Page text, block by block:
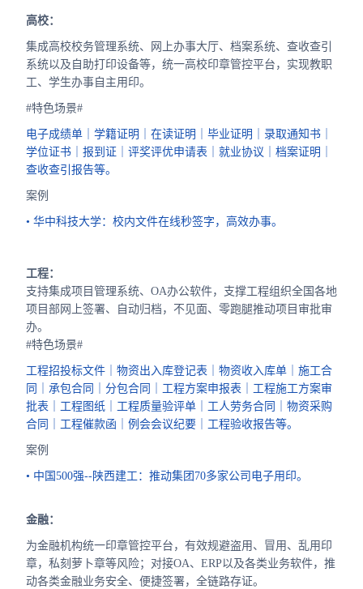
高校：
集成高校校务管理系统、网上办事大厅、档案系统、查收查引
系统以及自助打印设备等，统一高校印章管控平台，实现教职
工、学生办事自主用印。
#特色场景#
电子成绩单｜学籍证明｜在读证明｜毕业证明｜录取通知书｜
学位证书｜报到证｜评奖评优申请表｜就业协议｜档案证明｜
查收查引报告等。
案例
• 华中科技大学：校内文件在线秒签字，高效办事。
工程：
支持集成项目管理系统、OA办公软件，支撑工程组织全国各地
项目部网上签署、自动归档，不见面、零跑腿推动项目审批审
办。
#特色场景#
工程招投标文件｜物资出入库登记表｜物资收入库单｜施工合
同｜承包合同｜分包合同｜工程方案申报表｜工程施工方案审
批表｜工程图纸｜工程质量验评单｜工人劳务合同｜物资采购
合同｜工程催款函｜例会会议纪要｜工程验收报告等。
案例
• 中国500强--陕西建工：推动集团70多家公司电子用印。
金融：
为金融机构统一印章管控平台，有效规避盗用、冒用、乱用印
章，私刻萝卜章等风险；对接OA、ERP以及各类业务软件，推
动各类金融业务安全、便捷签署，全链路存证。